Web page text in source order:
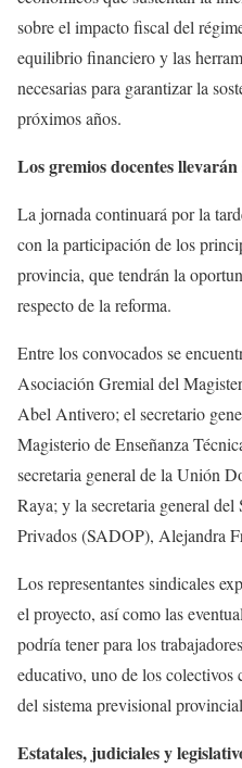
sobre el impacto fiscal del
equilibrio financiero y las
necesarias para garantizar la
próximos años.
Los gremios docentes
La jornada continuará por la
con la participación de los
provincia, que tendrán la
respecto de la reforma.
Entre los convocados se
Asociación Gremial del
Abel Antivero; el secretario
Magisterio de Enseñanza
secretaria general de la Unión
Raya; y la secretaria general
Privados (SADOP), Alejandra
Los representantes sindicales
el proyecto, así como las
podría tener para los
educativo, uno de los
del sistema previsional
Estatales, judiciales y